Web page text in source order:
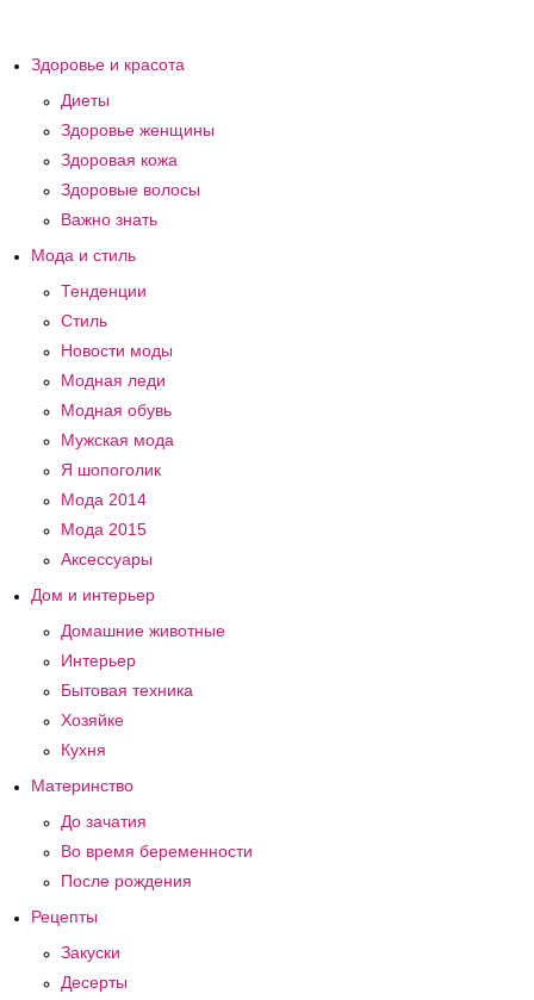
Здоровье и красота
Диеты
Здоровье женщины
Здоровая кожа
Здоровые волосы
Важно знать
Мода и стиль
Тенденции
Стиль
Новости моды
Модная леди
Модная обувь
Мужская мода
Я шопоголик
Мода 2014
Мода 2015
Аксессуары
Дом и интерьер
Домашние животные
Интерьер
Бытовая техника
Хозяйке
Кухня
Материнство
До зачатия
Во время беременности
После рождения
Рецепты
Закуски
Десерты